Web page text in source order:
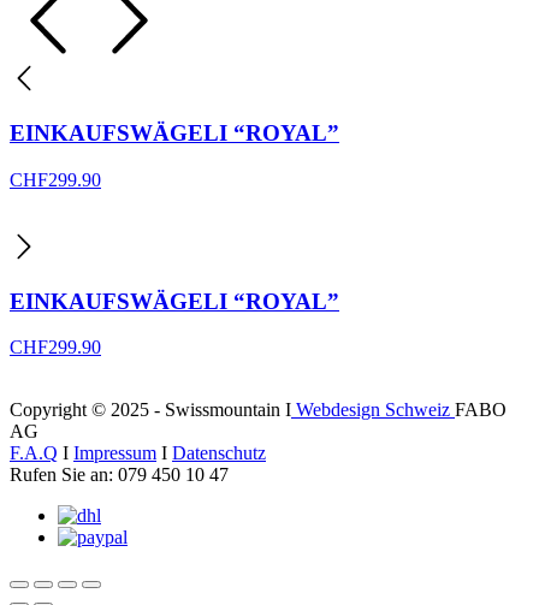
EINKAUFSWÄGELI “ROYAL”
CHF299.90
EINKAUFSWÄGELI “ROYAL”
CHF299.90
Copyright © 2025 - Swissmountain I Webdesign Schweiz FABO
AG
F.A.Q I Impressum I Datenschutz
Rufen Sie an: 079 450 10 47